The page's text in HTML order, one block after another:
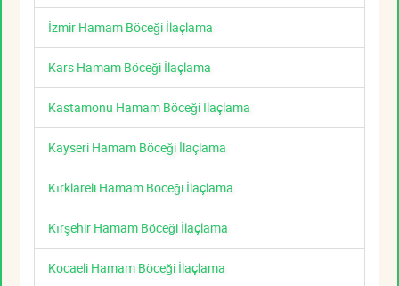
İzmir Hamam Böceği İlaçlama
Kars Hamam Böceği İlaçlama
Kastamonu Hamam Böceği İlaçlama
Kayseri Hamam Böceği İlaçlama
Kırklareli Hamam Böceği İlaçlama
Kırşehir Hamam Böceği İlaçlama
Kocaeli Hamam Böceği İlaçlama